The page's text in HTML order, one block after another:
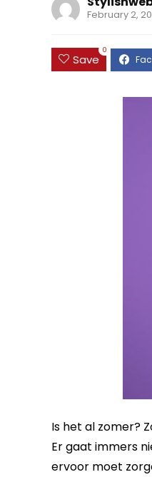
February 2,
Save
0
Is het al zomer?
Er gaat immers
ervoor moet